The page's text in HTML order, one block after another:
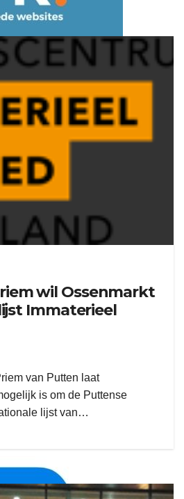
wil Ossenmarkt
Immaterieel
van Putten laat
is om de Puttense
lijst van…